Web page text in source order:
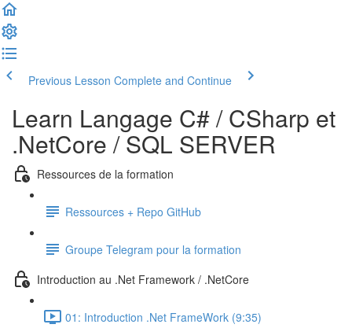
Previous Lesson Complete and Continue
Learn Langage C# / CSharp et
.NetCore / SQL SERVER
Ressources de la formation
Ressources + Repo GitHub
Groupe Telegram pour la formation
Introduction au .Net Framework / .NetCore
01: Introduction .Net FrameWork (9:35)